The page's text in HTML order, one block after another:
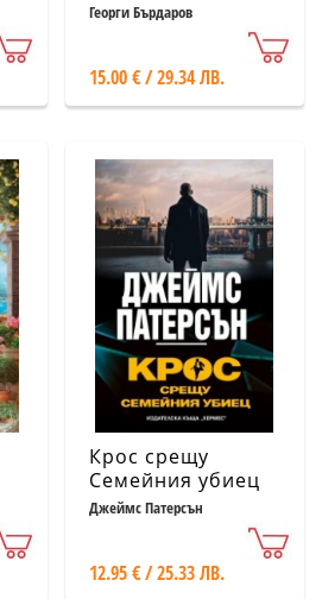
Георги Бърдаров
15.00 € / 29.34 ЛВ.
Крос срещу
Семейния убиец
Джеймс Патерсън
12.95 € / 25.33 ЛВ.